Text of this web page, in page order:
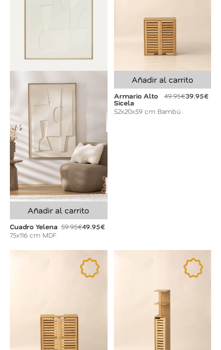
Añadir al carrito
Cuadro Yelena 59.95€49.95€
75x116 cm MDF
Añadir al carrito
Armario Alto
Sicela
49.95€39.95€
52x20x59 cm Bambú